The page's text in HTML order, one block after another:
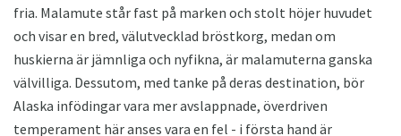
fria. Malamute står fast på marken och stolt höjer huvudet
och visar en bred, välutvecklad bröstkorg, medan om
huskierna är jämnliga och nyfikna, är malamuterna ganska
välvilliga. Dessutom, med tanke på deras destination, bör
Alaska infödingar vara mer avslappnade, överdriven
temperament här anses vara en fel - i första hand är